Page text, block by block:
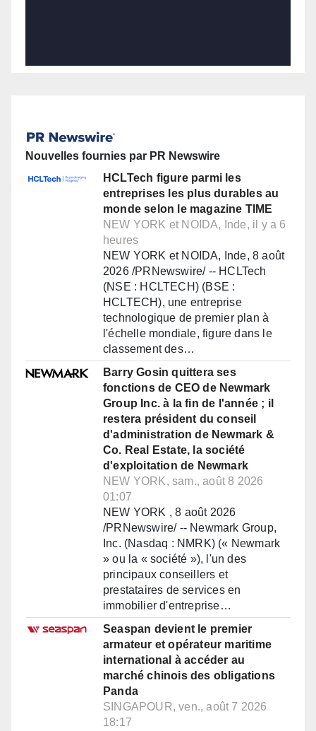
Nouvelles fournies par PR Newswire
HCLTech figure parmi les
entreprises les plus durables au
monde selon le magazine TIME
NEW YORK et NOIDA, Inde, il y a 6
heures
NEW YORK et NOIDA, Inde, 8 août
2026 /PRNewswire/ -- HCLTech
(NSE : HCLTECH) (BSE :
HCLTECH), une entreprise
technologique de premier plan à
l'échelle mondiale, figure dans le
classement des…
Barry Gosin quittera ses
fonctions de CEO de Newmark
Group Inc. à la fin de l'année ; il
restera président du conseil
d'administration de Newmark &
Co. Real Estate, la société
d'exploitation de Newmark
NEW YORK, sam., août 8 2026
01:07
NEW YORK , 8 août 2026
/PRNewswire/ -- Newmark Group,
Inc. (Nasdaq : NMRK) (« Newmark
» ou la « société »), l'un des
principaux conseillers et
prestataires de services en
immobilier d'entreprise…
Seaspan devient le premier
armateur et opérateur maritime
international à accéder au
marché chinois des obligations
Panda
SINGAPOUR, ven., août 7 2026
18:17